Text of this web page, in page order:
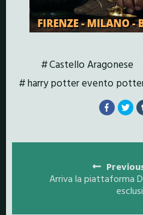
Castello Aragonese
harry potter evento
navigationArriva la piattaforma